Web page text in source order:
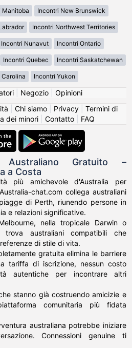
Manitoba Incontri New Brunswick
Incontri Northwest Territories
Incontri Nunavut Incontri Ontario
Incontri Quebec Incontri Saskatchewan
Incontri Yukon
| Negozio| Opinioni
Chi siamo| Privacy| Termini di
dei minori| Contatto| FAQ
Gratuito –
a Costa
più amichevole d'Australia per
chat.com collega australiani
di Perth, riunendo persone in
e relazioni significative.
nella tropicale Darwin o
trova australiani compatibili che
di stile di vita.
gratuita elimina le barriere
tariffa di iscrizione, nessun costo
autentiche per incontrare altri
stanno già costruendo amicizie e
comunitaria più fidata
australiana potrebbe iniziare
Connessioni genuine ti